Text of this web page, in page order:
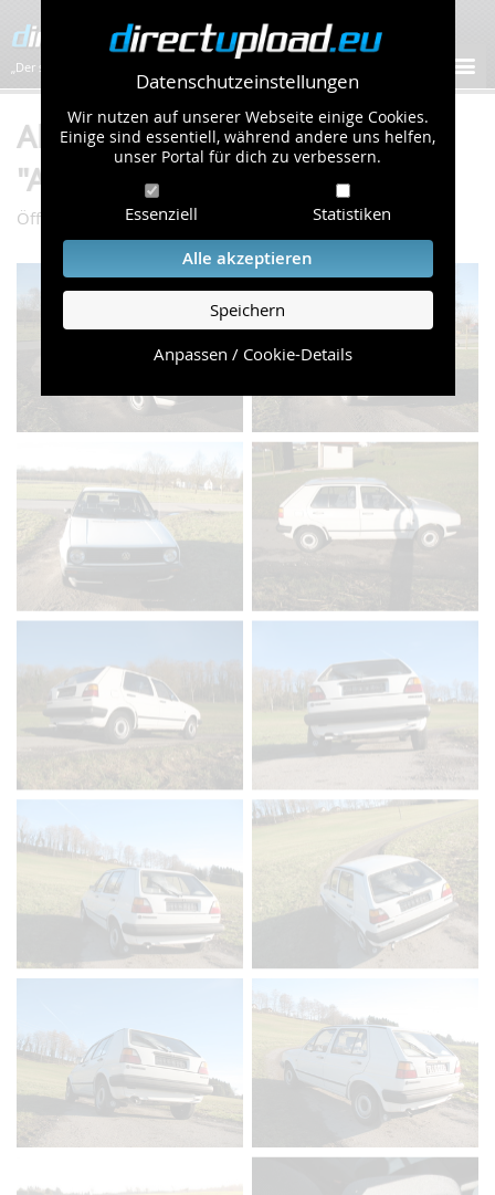
Datenschutzeinstellungen
Wir nutzen auf unserer Webseite einige Cookies.
Einige sind essentiell, während andere uns helfen,
unser Portal für dich zu verbessern.
Essenziell Statistiken
Alle akzeptieren
Speichern
Anpassen / Cookie-Details
„Der schnellste Bilder-Hoster im Web!”
Album "golf20tkm" von
"Anonym" (154 Bilder)
Öffentliche Galerie/Autos & Verkehr /golf20tkm